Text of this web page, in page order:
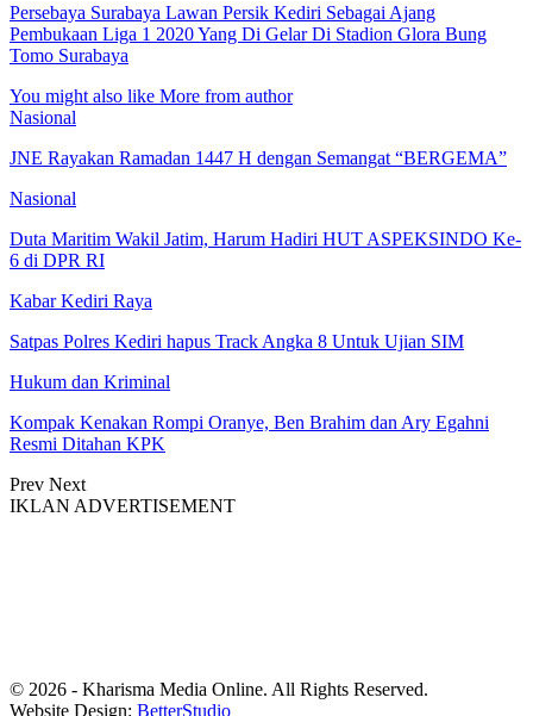
Persebaya Surabaya Lawan Persik Kediri Sebagai Ajang
Pembukaan Liga 1 2020 Yang Di Gelar Di Stadion Glora Bung
Tomo Surabaya
You might also like More from author
Nasional
JNE Rayakan Ramadan 1447 H dengan Semangat “BERGEMA”
Nasional
Duta Maritim Wakil Jatim, Harum Hadiri HUT ASPEKSINDO Ke-
6 di DPR RI
Kabar Kediri Raya
Satpas Polres Kediri hapus Track Angka 8 Untuk Ujian SIM
Hukum dan Kriminal
Kompak Kenakan Rompi Oranye, Ben Brahim dan Ary Egahni
Resmi Ditahan KPK
Prev Next
IKLAN ADVERTISEMENT
© 2026 - Kharisma Media Online. All Rights Reserved.
Website Design: BetterStudio